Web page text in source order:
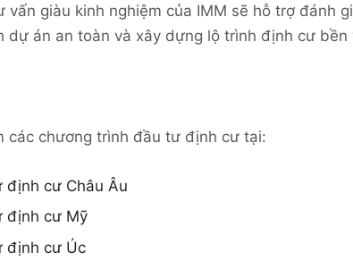
vấn giàu kinh nghiệm của IMM sẽ hỗ trợ đánh
dự án an toàn và xây dựng lộ trình định cư bền
các chương trình đầu tư định cư tại:
định cư Châu Âu
định cư Mỹ
định cư Úc